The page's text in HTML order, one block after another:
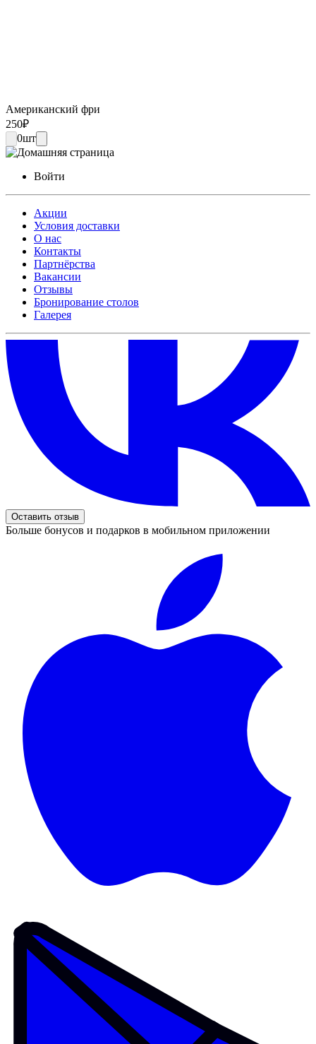
Американский фри
250₽
0шт
Войти
Акции
Условия доставки
О нас
Контакты
Партнёрства
Вакансии
Отзывы
Бронирование столов
Галерея
Оставить отзыв
Больше бонусов и подарков в мобильном приложении